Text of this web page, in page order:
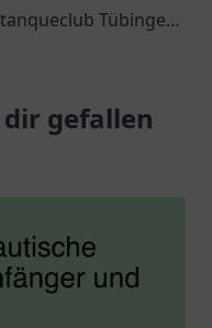
Tübingen
alle Boule-
bietet.
gefallen